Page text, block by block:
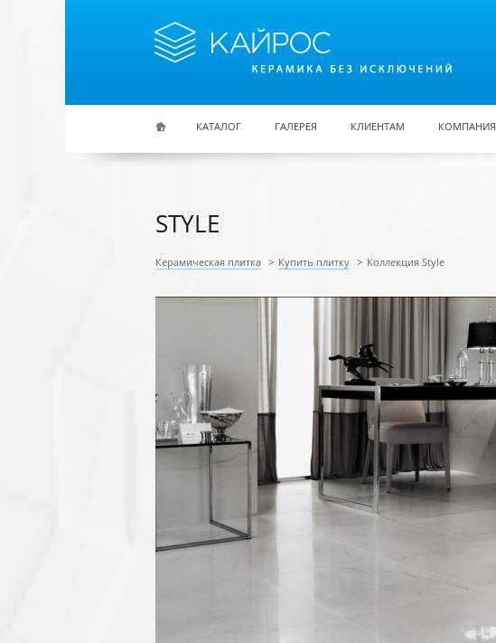
КАТАЛОГ ГАЛЕРЕЯ КЛИЕНТАМ КОМПАНИЯ
STYLE
Керамическая плитка > Купить плитку > Коллекция Style